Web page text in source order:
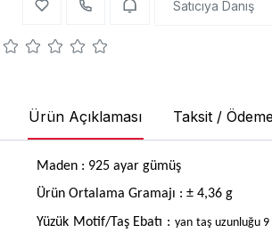
Satıcıya Danış
Ürün Açıklaması Taksit /
Maden : 925 ayar gümüş
Ürün Ortalama Gramajı : ± 4,36 g
Yüzük Motif/Taş Ebatı : yan taş uzunluğu